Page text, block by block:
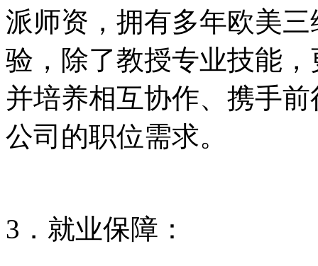
派师资，拥有多年欧美
验，除了教授专业技能
并培养相互协作、携手
公司的职位需求。
3．就业保障：